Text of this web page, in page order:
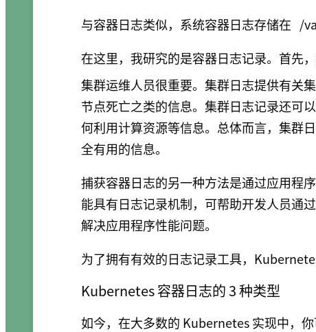
与容器日志类似，系统容器日志存储在 /
在这里，我研究的是容器日志记录。首先
集群运维人员很重要。集群日志提供有关
节点死亡之类的信息。集群日志记录还可
何利用计算资源等信息。总体而言，集群
全有用的信息。
捕获容器日志的另一种方法是通过应用程
能具有日志记录机制，可帮助开发人员通
解决应用程序性能问题。
为了拥有有效的日志记录工具，
Kubernetes 容器日志的 3 种类型
如今，在大多数的 Kubernetes 实现中，